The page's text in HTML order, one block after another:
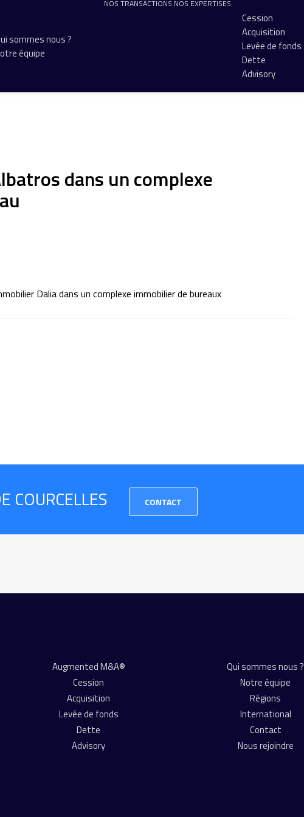
sommes nous ?
équipe
NOS TRANSACTIONS NOS EXPERTISES
Cession
Acquisition
Levée de fonds
Dette
Advisory
dans un complexe
Dalia dans un complexe immobilier de bureaux
COURCELLES CONTACT
Augmented M&A®
Cession
Acquisition
Levée de fonds
Dette
Advisory
Qui sommes nous ?
Notre équipe
Régions
International
Contact
Nous rejoindre